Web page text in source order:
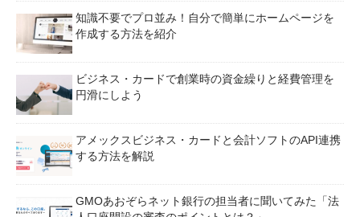
知識不要でプロ並み！自分で簡単にホームページを
作成する方法を紹介
ビジネス・カードで創業時の資金繰りと経費管理を
円滑にしよう
アメックスビジネス・カードと会計ソフトのAPI連携
する方法を解説
GMOあおぞらネット銀行の担当者に聞いてみた「法